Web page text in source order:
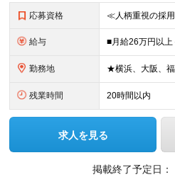
応募資格
給与
勤務地
残業時間 20時間以内
求人を見る
掲載終了予定日：